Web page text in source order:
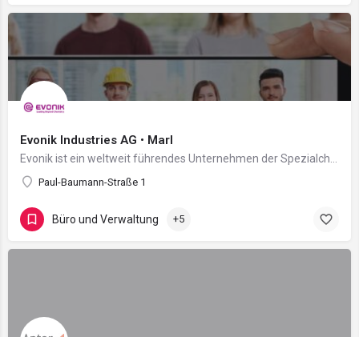
Evonik Industries AG • Marl
Paul-Baumann-Straße 1
Büro und Verwaltung +5